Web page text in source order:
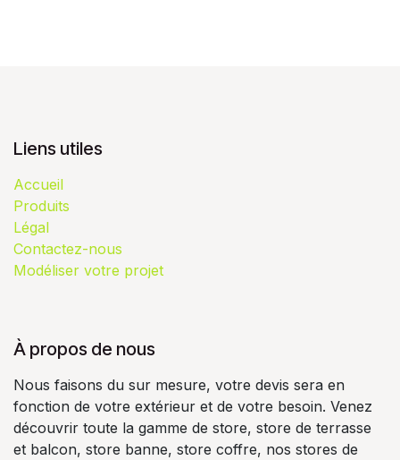
Liens utiles
Accueil
Produits
Légal
Contactez-nous
Modéliser votre projet
À propos de nous
Nous faisons du sur mesure, votre devis sera en
fonction de votre extérieur et de votre besoin. Venez
découvrir toute la gamme de store, store de terrasse
et balcon, store banne, store coffre, nos stores de